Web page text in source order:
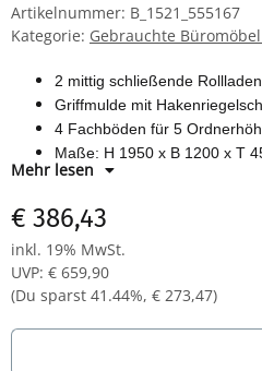
Artikelnummer: B_1521_555167
Kategorie: Gebrauchte
2 mittig schließende
Griffmulde mit
4 Fachböden für 5
Maße: H 1950 x B 1200 x T
Farbe: Korpus RAL 9003
Mehr lesen
€ 386,43
inkl. 19% MwSt.
UVP: € 659,90
(Du sparst 41.44%, € 273,47)